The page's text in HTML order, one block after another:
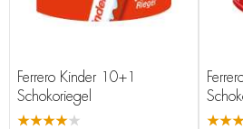
Ferrero Kinder 10+1
Schokoriegel
★★★★★